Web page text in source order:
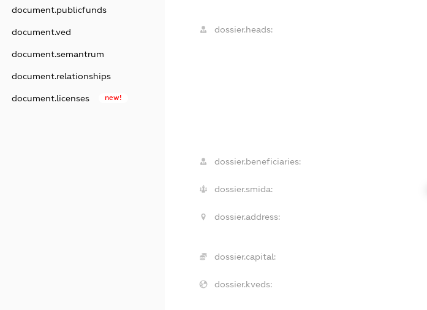
document.publicfunds
document.ved
document.semantrum
document.relationships
document.licenses new!
dossier.heads:
dossier.beneficiaries:
dossier.smida:
dossier.address:
dossier.capital:
dossier.kveds: